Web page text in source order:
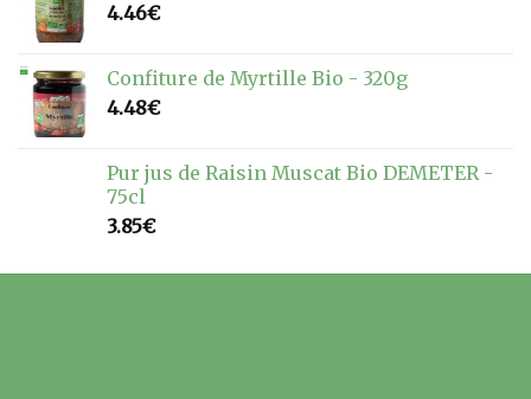
4.46€
Confiture de Myrtille Bio - 320g
4.48€
Pur jus de Raisin Muscat Bio DEMETER -
75cl
3.85€